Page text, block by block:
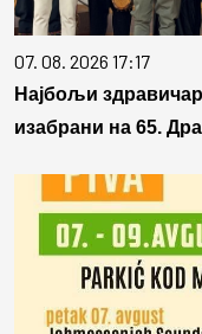
07. 08. 2026 17:17
Најбољи
изабрани на 65.